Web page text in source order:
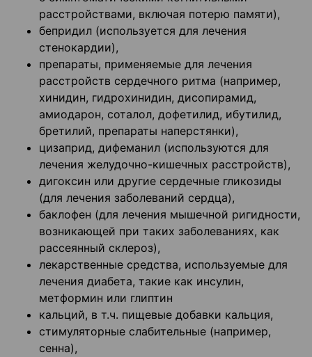
расстройствами, включая потерю памяти),
бепридил (используется для лечения
стенокардии),
препараты, применяемые для лечения
расстройств сердечного ритма (например,
хинидин, гидрохинидин, дисопирамид,
амиодарон, соталол, дофетилид, ибутилид,
бретилий, препараты наперстянки),
цизаприд, дифеманил (используются для
лечения желудочно-кишечных расстройств),
дигоксин или другие сердечные гликозиды
(для лечения заболеваний сердца),
баклофен (для лечения мышечной ригидности,
возникающей при таких заболеваниях, как
рассеянный склероз),
лекарственные средства, используемые для
лечения диабета, такие как инсулин,
метформин или глиптин
кальций, в т.ч. пищевые добавки кальция,
стимуляторные слабительные (например,
сенна),